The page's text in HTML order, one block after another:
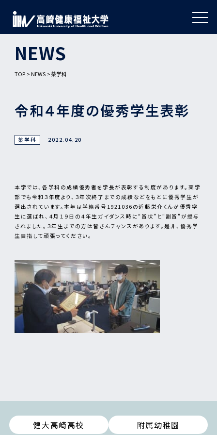
NEWS
TOP NEWS 薬学科
令和４年度の優秀学生表彰
薬学科 2022.04.20
本学では、各学科の成績優秀者を学長が表彰する制度があります。薬学
部でも令和３年度より、３年次終了までの成績などをもとに優秀学生が
選出されています。本年は学籍番号1921036の近藤栄介くんが優秀学
生に選ばれ、４月１９日の４年生ガイダンス時に“賞状”と“副賞”が授与
されました。３年生までの方は皆さんチャンスがあります。是非、優秀学
生目指して頑張ってください。
健大高崎高校 附属幼稚園